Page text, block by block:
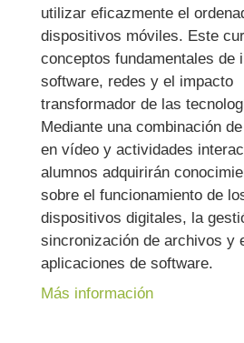
utilizar eficazmente el
dispositivos móviles. Este
conceptos fundamentales de
software, redes y el impacto
transformador de las
Mediante una combinación
en vídeo y actividades
alumnos adquirirán
sobre el funcionamiento de
dispositivos digitales, la
sincronización de archivos y
aplicaciones de software.
Más información